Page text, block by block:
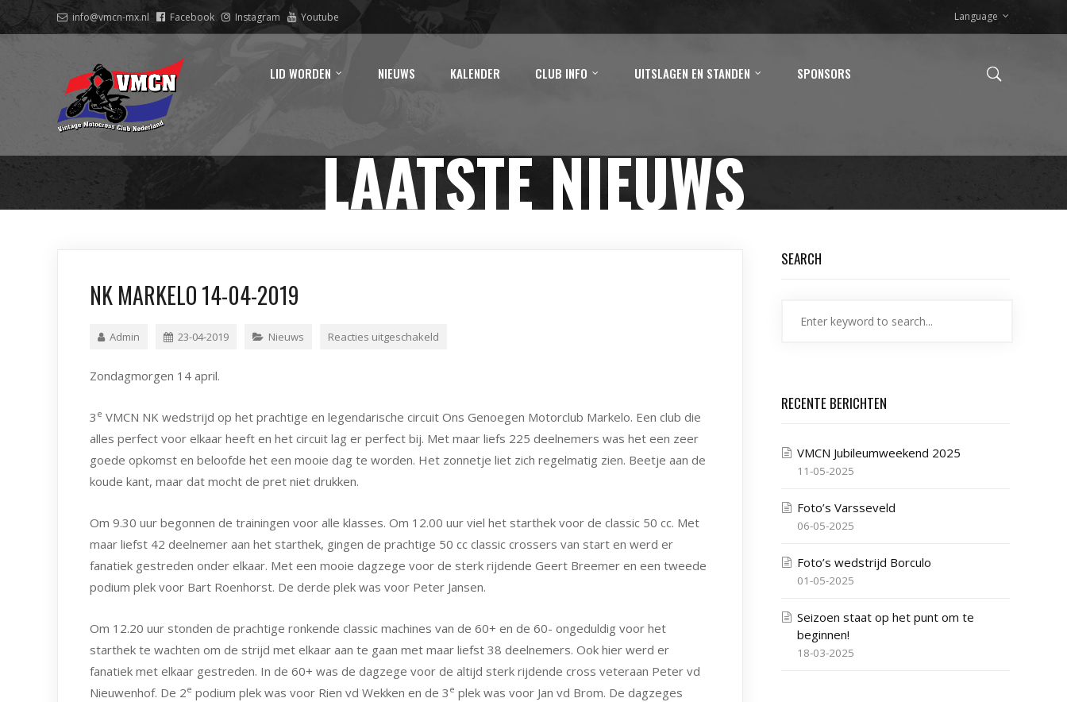
info@vmcn-mx.nl Facebook Instagram Youtube Language
LID WORDEN NIEUWS KALENDER CLUB INFO UITSLAGEN EN STANDEN SPONSORS
LAATSTE NIEUWS
NK MARKELO 14-04-2019
Admin 23-04-2019 Nieuws Reacties uitgeschakeld
Zondagmorgen 14 april.
3 e VMCN NK wedstrijd op het prachtige en legendarische circuit Ons Genoegen Motorclub Markelo. Een club die
alles perfect voor elkaar heeft en het circuit lag er perfect bij. Met maar liefs 225 deelnemers was het een zeer
goede opkomst en beloofde het een mooie dag te worden. Het zonnetje liet zich regelmatig zien. Beetje aan de
koude kant, maar dat mocht de pret niet drukken.
Om 9.30 uur begonnen de trainingen voor alle klasses. Om 12.00 uur viel het starthek voor de classic 50 cc. Met
maar liefst 42 deelnemer aan het starthek, gingen de prachtige 50 cc classic crossers van start en werd er
fanatiek gestreden onder elkaar. Met een mooie dagzege voor de sterk rijdende Geert Breemer en een tweede
podium plek voor Bart Roenhorst. De derde plek was voor Peter Jansen.
Om 12.20 uur stonden de prachtige ronkende classic machines van de 60+ en de 60- ongeduldig voor het
starthek te wachten om de strijd met elkaar aan te gaan met maar liefst 38 deelnemers. Ook hier werd er
fanatiek met elkaar gestreden. In de 60+ was de dagzege voor de altijd sterk rijdende cross veteraan Peter vd
Nieuwenhof. De 2e podium plek was voor Rien vd Wekken en de 3 e plek was voor Jan vd Brom. De dagzeges
SEARCH
RECENTE BERICHTEN
VMCN Jubileumweekend 2025
11-05-2025
Foto’s Varsseveld
06-05-2025
Foto’s wedstrijd Borculo
01-05-2025
Seizoen staat op het punt om te
beginnen!
18-03-2025